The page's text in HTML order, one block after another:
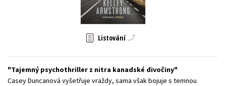
Zahraniční literatura
Všechny tituly
Listování
Tajemný psychothriller z nitra kanadské divočiny
Casey Duncanová vyšetřuje vraždy, sama však bojuje s temnou